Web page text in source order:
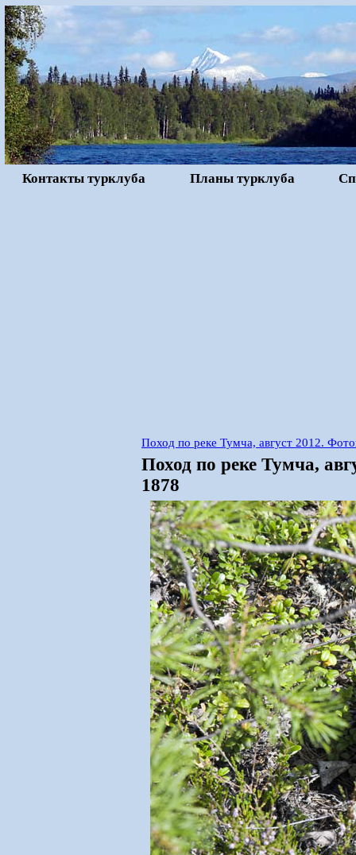
Контакты турклуба Планы турклуба
Поход по реке Тумча, август 2012.
Поход по реке Тумча,
1878